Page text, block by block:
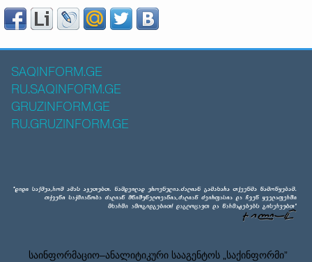
SAQINFORM.GE
RU.SAQINFORM.GE
GRUZINFORM.GE
RU.GRUZINFORM.GE
საინფორმაციო–ანალიტიკური სააგენტოს „საქინფორმი”